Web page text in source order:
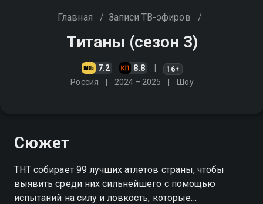
Главная / Записи ТВ-эфиров /
Титаны (сезон 3)
7.2 8.8 16+
Россия 2024 – 2025 Шоу
Сюжет
ТНТ собирает 99 лучших атлетов страны, чтобы
выявить среди них сильнейшего с помощью
испытаний на силу и ловкость, которые